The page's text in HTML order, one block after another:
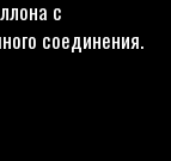
с
соединения.